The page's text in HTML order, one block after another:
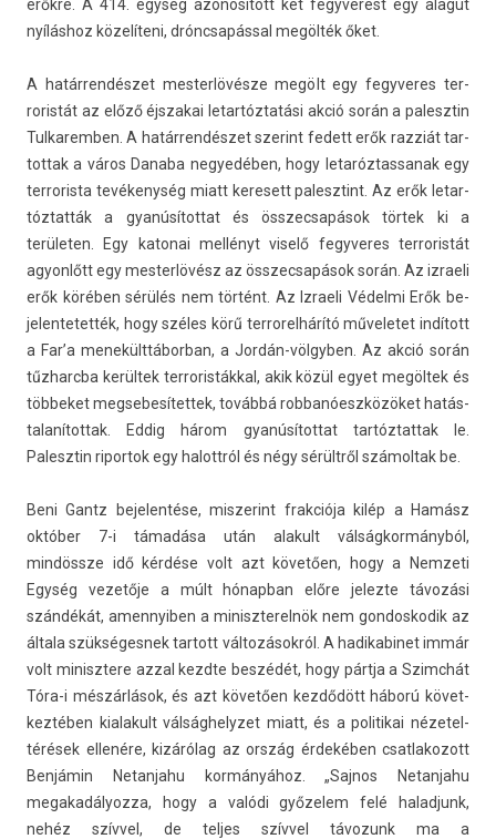
erőkre. A 414. egység azonosított két fegyverest egy alagút
nyíláshoz közelíteni, dróncsapással megölték őket.
A határrendészet mes­terlövés­ze megölt egy fegyveres ter­
roris­tát az előző éjszakai letar­tóztatási akció során a palesztin
Tul­karemb­en. A határrendészet szerint fedett erők razziát tar­
tottak a város Danaba negyedéb­en, hogy letaróz­tassanak egy
ter­roris­ta tevékenység miatt keresett palesztint. Az erők letar­
tóztat­ták a gyanúsítot­tat és összec­sapások törtek ki a
területen. Egy katonai mellényt viselő fegyveres ter­roris­tát
agyon­lőtt egy mes­terlövész az összec­sapások során. Az iz­raeli
erők körében sérülés nem történt. Az Iz­raeli Védelmi Erők be­
jelen­tetet­ték, hogy széles körű ter­rorel­hárító műveletet indított
a Far’a menekülttábor­ban, a Jordán-völgyben. Az akció során
tűz­harcba kerültek ter­roris­tákk­al, akik közül egyet megöltek és
töb­beket meg­sebesítet­tek, továbbá rob­banóeszközöket hatás­
talanítot­tak. Eddig három gyanúsítot­tat tar­tóztat­tak le.
Palesztin ripor­tok egy halottról és négy sérültről számol­tak be.
Beni Gantz be­jelen­tése, mis­zerint frak­ciója kilép a Hamász
október 7-i támadása után al­akult válságkormányból,
mindössze idő kérdése volt azt követően, hogy a Nem­zeti
Egység vezetője a múlt hónap­ban előre jelez­te távozási
szándékát, amen­nyib­en a miniszterel­nök nem gon­doskodik az
általa szük­séges­nek tar­tott változásokról. A hadikabinet immár
volt minisztere azzal kezdte beszédét, hogy pártja a Szimchát
Tóra-i mészárlások, és azt követően kezdődött háború követ­
keztéb­en kialakult vál­sághelyzet miatt, és a politikai nézetel­
térések ellenére, kizárólag az ország érdekében csat­lakozott
Benjámin Netan­jahu kormányához. „Saj­nos Netan­jahu
megakadályoz­za, hogy a valódi győzelem felé halad­junk,
nehéz szívvel, de tel­jes szívvel távozunk ma a